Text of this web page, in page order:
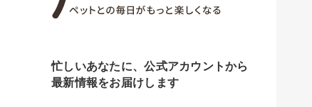
忙しいあなたに、公式アカウントから
最新情報をお届けします